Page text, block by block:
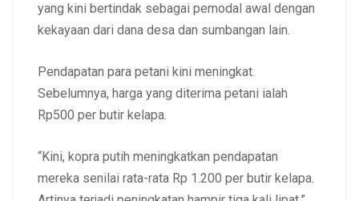
yang kini bertindak sebagai pemodal awal dengan
kekayaan dari dana desa dan sumbangan lain.
Pendapatan para petani kini meningkat.
Sebelumnya, harga yang diterima petani ialah
Rp500 per butir kelapa.
“Kini, kopra putih meningkatkan pendapatan
mereka senilai rata-rata Rp 1.200 per butir kelapa.